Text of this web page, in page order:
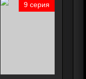
9 серия